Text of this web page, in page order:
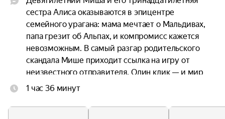
сестра Алиса оказываются в эпицентре
семейного урагана: мама мечтает о Мальдивах,
папа грезит об Альпах, и компромисс кажется
невозможным. В самый разгар родительского
скандала Мише приходит ссылка на игру от
неизвестного отправителя. Один клик — и мир
замирает: застывшая в воздухе кофейная чашка,
прохожие и птицы.
1 час 36 минут